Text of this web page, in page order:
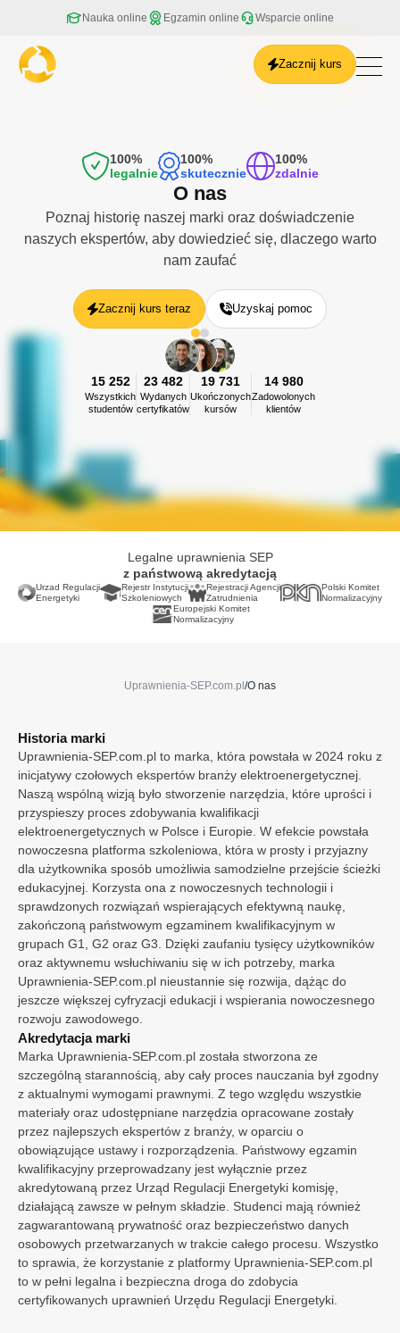
Nauka online Egzamin online Wsparcie online
Zacznij kurs
Częstochowa
Gdańsk
Gliwice
Gorzów Wielkopolski
Kalisz
Kielce
Kraków
Lublin
Łódź
Olsztyn
Opole
Rzeszów
Toruń
Warszawa
Wrocław
Zabrze
Norwegia
Szwecja
Wielka Brytania
Włochy
Unia Europejska
100%
legalnie
100%
skutecznie
100%
zdalnie
O nas
Poznaj historię naszej marki oraz doświadczenie
naszych ekspertów, aby dowiedzieć się, dlaczego warto
nam zaufać
Zacznij kurs teraz Uzyskaj pomoc
15 252
Wszystkich
studentów
23 482
Wydanych
certyfikatów
19 731
Ukończonych
kursów
14 980
Zadowolonych
klientów
Legalne uprawnienia SEP
z państwową akredytacją
Urzad Regulacji
Energetyki
Rejestr Instytucji
Szkoleniowych
Rejestracji Agencji
Zatrudnienia
Polski Komitet
Normalizacyjny
Europejski Komitet
Normalizacyjny
Uprawnienia-SEP.com.pl /O nas
Historia marki
Uprawnienia-SEP.com.pl to marka, która powstała w 2024 roku z
inicjatywy czołowych ekspertów branży elektroenergetycznej.
Naszą wspólną wizją było stworzenie narzędzia, które uprości i
przyspieszy proces zdobywania kwalifikacji
elektroenergetycznych w Polsce i Europie. W efekcie powstała
nowoczesna platforma szkoleniowa, która w prosty i przyjazny
dla użytkownika sposób umożliwia samodzielne przejście ścieżki
edukacyjnej. Korzysta ona z nowoczesnych technologii i
sprawdzonych rozwiązań wspierających efektywną naukę,
zakończoną państwowym egzaminem kwalifikacyjnym w
grupach G1, G2 oraz G3. Dzięki zaufaniu tysięcy użytkowników
oraz aktywnemu wsłuchiwaniu się w ich potrzeby, marka
Uprawnienia-SEP.com.pl nieustannie się rozwija, dążąc do
jeszcze większej cyfryzacji edukacji i wspierania nowoczesnego
rozwoju zawodowego.
Akredytacja marki
Marka Uprawnienia-SEP.com.pl została stworzona ze
szczególną starannością, aby cały proces nauczania był zgodny
z aktualnymi wymogami prawnymi. Z tego względu wszystkie
materiały oraz udostępniane narzędzia opracowane zostały
przez najlepszych ekspertów z branży, w oparciu o
obowiązujące ustawy i rozporządzenia. Państwowy egzamin
kwalifikacyjny przeprowadzany jest wyłącznie przez
akredytowaną przez Urząd Regulacji Energetyki komisję,
działającą zawsze w pełnym składzie. Studenci mają również
zagwarantowaną prywatność oraz bezpieczeństwo danych
osobowych przetwarzanych w trakcie całego procesu. Wszystko
to sprawia, że korzystanie z platformy Uprawnienia-SEP.com.pl
to w pełni legalna i bezpieczna droga do zdobycia
certyfikowanych uprawnień Urzędu Regulacji Energetyki.
Certyfikowane uprawnienia SEP online
Certyfikacja
Wybierz kurs, aby zobaczyć dodatki
399 zł
Pomiary elektryczne
Umożliwia zdobycie uprawnień do wykonywania
elektrycznych pomiarów odbiorczych i okresowych
przyłączania instalacji fotowoltaicznych
sieciach powyżej 1000 volt
elektryce
Kurs G2 cieplny 399 zł
699 zł
Umożliwia zdobycie uprawnień do wykonywania cieplnych
pomiarów odbiorczych i okresowych
399 zł
ciepłownictwie
Kurs G3 gazowy 399 zł
pomiarów odbiorczych i okresowych
gazownictwie
Każdy dodatek odblokowuje kolejny gratis
Bezpłatny powtórny egzamin
Pakiet najważniejszych norm
Masz kod rabatowy? Kliknij i wpisz go tutaj
Sposób płatności
Płatność online
Przelew lub faktura
Potwierdzam, że znam i akceptuję Regulamin oraz
Politykę prywatności...
Wybierz kurs lub dodatek
Bezpieczna płatność online
Ogólne zasady i opłaty za kurs oraz egzamin znajdziesz w
Regulaminie Polityce prywatności
Zgody i prywatność
Wybierz, jakie dane mogą być wykorzystywane
przez stronę w celu poprawnego działania,
analityki i personalizacji treści.
Podstawowe funkcje strony
Niezbędne dane wymagane do
poprawnego działania strony
internetowej.
Przechowywanie i odczytywanie
danych
Zezwól na wykorzystywanie plików
cookies do analityki i reklam Google.
Wyświetlanie spersonalizowanych
treści
Zezwól na wyświetlanie reklam
dopasowanych do Twoich
zainteresowań.
Przesyłanie zgromadzonych danych
Zezwól na wykorzystywanie danych w
celach analitycznych i reklamowych.
Zapisz wybrane zgody
Akceptuję wszystkie zgody
Twoje dane są bezpieczne. Szczegóły w naszej Polityce prywatności.